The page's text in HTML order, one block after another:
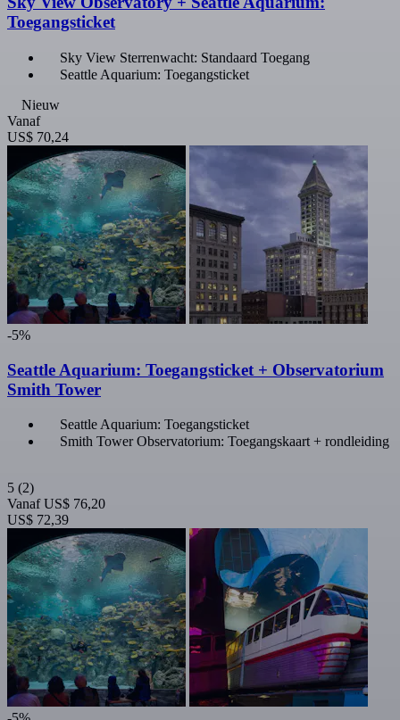
Toegangsticket
Sky View Sterrenwacht: Standaard Toegang
Seattle Aquarium: Toegangsticket
Nieuw
Vanaf
US$ 70,24
-5%
Seattle Aquarium: Toegangsticket + Observatorium
Smith Tower
Seattle Aquarium: Toegangsticket
Smith Tower Observatorium: Toegangskaart + rondleiding
5 (2)
Vanaf US$ 76,20
US$ 72,39